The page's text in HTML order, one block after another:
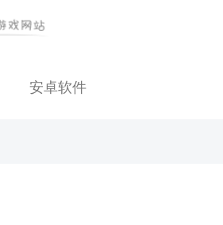
安卓软件